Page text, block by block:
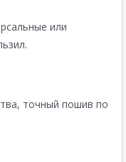
или
точный пошив по